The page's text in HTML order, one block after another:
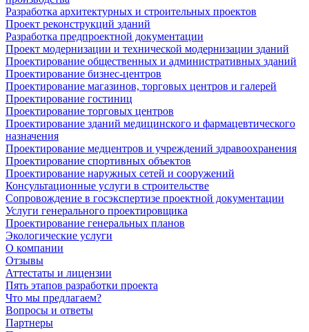
Разработка архитектурных и строительных проектов
Проект реконструкций зданий
Разработка предпроектной документации
Проект модернизации и технической модернизации зданий
Проектирование общественных и административных зданий
Проектирование бизнес-центров
Проектирование магазинов, торговых центров и галерей
Проектирование гостиниц
Проектирование торговых центров
Проектирование зданий медицинского и фармацевтического
назначения
Проектирование медцентров и учреждений здравоохранения
Проектирование спортивных объектов
Проектирование наружных сетей и сооружений
Консультационные услуги в строительстве
Сопровождение в госэкспертизе проектной документации
Услуги генерального проектировщика
Проектирование генеральных планов
Экологические услуги
О компании
Отзывы
Аттестаты и лицензии
Пять этапов разработки проекта
Что мы предлагаем?
Вопросы и ответы
Партнеры